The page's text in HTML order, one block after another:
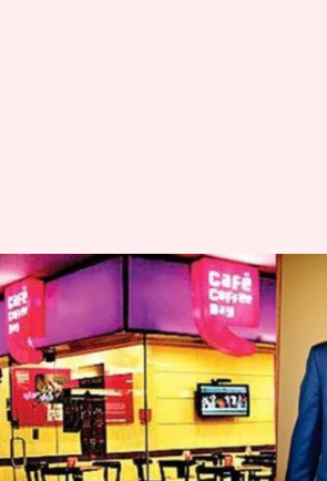
सोमवार से लापता
वीजी सिद्धार्थ का शव
होगा अंतिम संस्कार
लेखन प्रमोद कुमार Jul 31, 2019 09:55 am
क्या है खबर?